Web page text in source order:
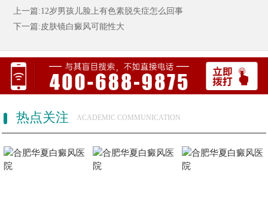
上一篇:12岁男孩儿脸上有色素脱失症怎么回事
下一篇:皮肤镜白癜风可能性大
热点关注 ACADEMIC COMMUNICATION